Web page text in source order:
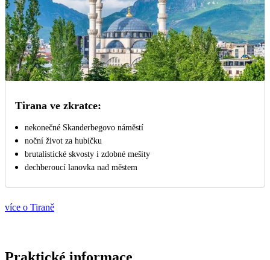
Tirana ve zkratce:
nekonečné Skanderbegovo náměstí
noční život za hubičku
brutalistické skvosty i zdobné mešity
dechberoucí lanovka nad městem
více o Tiraně